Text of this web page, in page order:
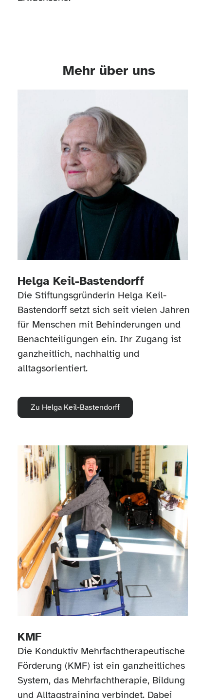
Mehr über uns
Helga Keil-Bastendorff
Die Stiftungsgründerin Helga Keil-
Bastendorff setzt sich seit vielen Jahren
für Menschen mit Behinderungen und
Benachteiligungen ein. Ihr Zugang ist
ganzheitlich, nachhaltig und
alltagsorientiert.
Zu Helga Keil-Bastendorff
KMF
Die Konduktiv Mehrfachtherapeutische
Förderung (KMF) ist ein ganzheitliches
System, das Mehrfachtherapie, Bildung
und Alltagstraining verbindet. Dabei